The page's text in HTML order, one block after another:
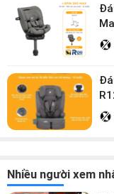
Nhiều người xem